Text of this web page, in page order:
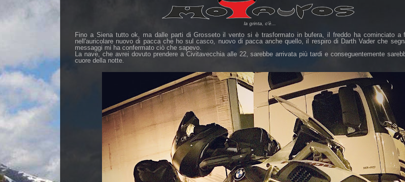
la grinta, c'è...
Fino a Siena tutto ok, ma dalle parti di Grosseto il vento si è trasformato in bufera, il freddo ha cominciato a
nell'auricolare nuovo di pacca che ho sul casco, nuovo di pacca anche quello, il respiro di Darth Vader che
messaggi mi ha confermato ciò che sapevo.
La nave, che avrei dovuto prendere a Civitavecchia alle 22, sarebbe arrivata più tardi e conseguentemente
cuore della notte.